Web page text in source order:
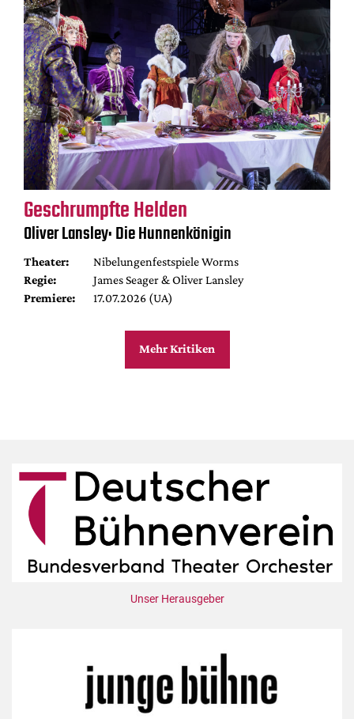
Geschrumpfte Helden
Oliver Lansley: Die Hunnenkönigin
Theater:
Nibelungenfestspiele Worms
Regie:
James Seager & Oliver Lansley
Premiere:
17.07.2026 (UA)
Mehr Kritiken
Unser Herausgeber